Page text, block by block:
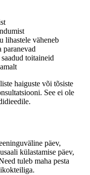
lihastele väheneb
paranevad
toitaineid
haiguste või tõsiste
See ei ole
päev,
külastamise päev,
tuleb maha pesta